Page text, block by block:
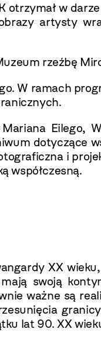
w
artysty
rzeźbę
W ramach
Eilego,
dotyczące
i
współczesną.
XX
swoją
ważne są
lat 90. XX